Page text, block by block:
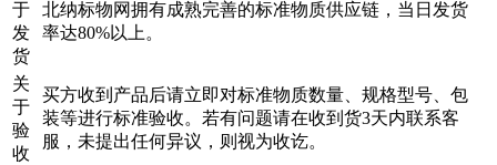
于
发
货
北纳标物网拥有成熟完善的标准物质供应链，当日发货
率达80%以上。
关
于
验
收
买方收到产品后请立即对标准物质数量、规格型号、包
装等进行标准验收。若有问题请在收到货3天内联系客
服，未提出任何异议，则视为收讫。